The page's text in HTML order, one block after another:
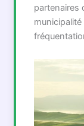
partenaires